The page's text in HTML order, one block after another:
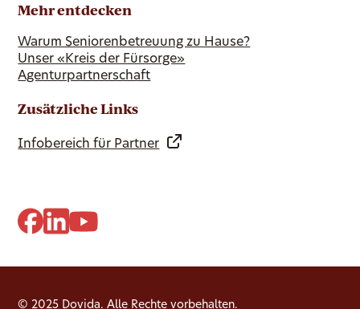
Mehr entdecken
Warum Seniorenbetreuung zu Hause?
Unser «Kreis der Fürsorge»
Agenturpartnerschaft
Zusätzliche Links
Infobereich für Partner
© 2025 Dovida. Alle Rechte vorbehalten.